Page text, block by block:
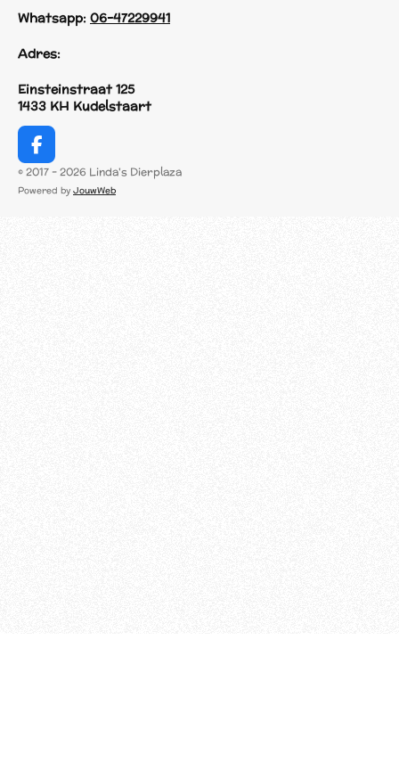
Whatsapp: 06-47229941
Adres:
Einsteinstraat 125
1433 KH Kudelstaart
F
a
c
© 2017 - 2026 Linda's Dierplaza
Powered by JouwWeb